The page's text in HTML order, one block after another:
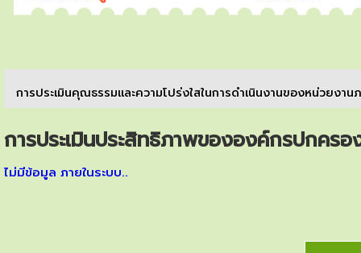
การประเมินคุณธรรมและความโปร่งใสในการดำเนินงานของหน่วยงาน
การประเมินประสิทธิภาพขององค์กรปกคร
ไม่มีข้อมูล ภายในระบบ..